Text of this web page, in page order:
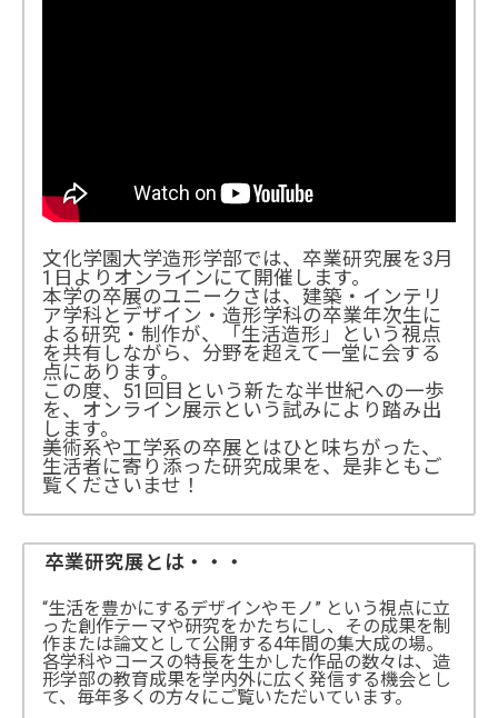
文化学園大学造形学部では、卒業研究展を3月
1日よりオンラインにて開催します。
本学の卒展のユニークさは、建築・インテリ
ア学科とデザイン・造形学科の卒業年次生に
よる研究・制作が、「生活造形」という視点
を共有しながら、分野を超えて一堂に会する
点にあります。
この度、51回目という新たな半世紀への一歩
を、オンライン展示という試みにより踏み出
します。
美術系や工学系の卒展とはひと味ちがった、
生活者に寄り添った研究成果を、是非ともご
覧くださいませ！
卒業研究展とは・・・
“生活を豊かにするデザインやモノ” という視点に立
った創作テーマや研究をかたちにし、その成果を制
作または論文として公開する4年間の集大成の場。
各学科やコースの特長を生かした作品の数々は、造
形学部の教育成果を学内外に広く発信する機会とし
て、毎年多くの方々にご覧いただいています。